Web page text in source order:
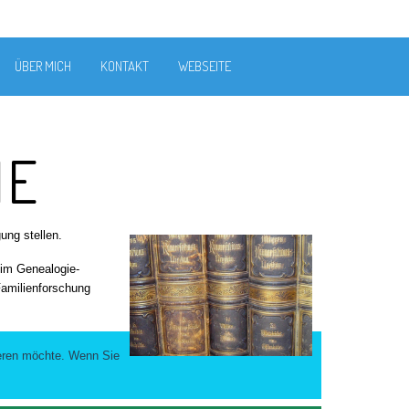
ÜBER MICH KONTAKT WEBSEITE
stellen.
Genealogie-
möchte. Wenn Sie